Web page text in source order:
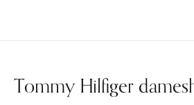
Tommy Hilfiger